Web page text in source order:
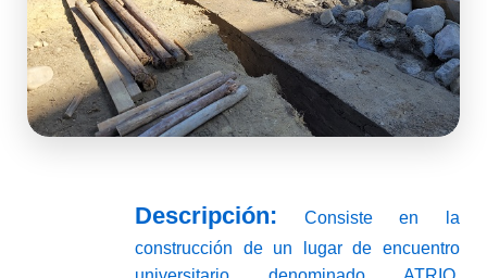
Descripción: Consiste en la
construcción de un lugar de encuentro